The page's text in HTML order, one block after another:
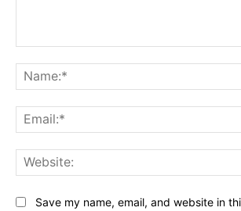
Save my name, email, and website in